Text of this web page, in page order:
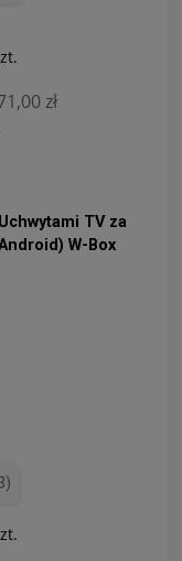
zł
TV za
W-Box